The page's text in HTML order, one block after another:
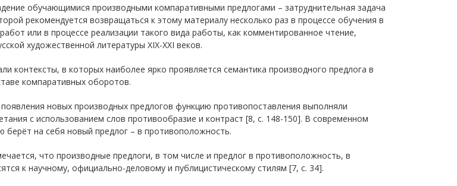
обучающимися производными компаративными предлогами – затруднительная задача
рекомендуется возвращаться к этому материалу несколько раз в процессе обучения в
или в процессе реализации такого вида работы, как комментированное чтение,
художественной литературы XIX-XXI веков.
контексты, в которых наиболее ярко проявляется семантика производного предлога в
компаративных оборотов.
новых производных предлогов функцию противопоставления выполняли
с использованием слов противообразие и контраст [8, с. 148-150]. В современном
берёт на себя новый предлог – в противоположность.
что производные предлоги, в том числе и предлог в противоположность, в
к научному, официально-деловому и публицистическому стилям [7, с. 34].